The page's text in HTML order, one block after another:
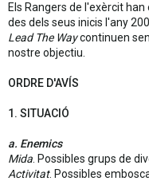
Els Rangers de l'exèrcit
des dels seus inicis l'any
Lead The Waycontinuen
nostre objectiu.
ORDRE D'AVÍS
1. SITUACIÓ
a. Enemics
Mida . Possibles grups de
Activitat. Possibles